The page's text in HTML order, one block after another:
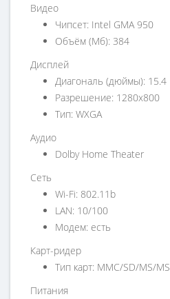
Видео
Чипсет: Intel GMA 950
Объём (Мб): 384
Дисплей
Диагональ (дюймы): 15.4
Разрешение: 1280x800
Тип: WXGA
Аудио
Dolby Home Theater
Сеть
Wi-Fi: 802.11b
LAN: 10/100
Модем: есть
Карт-ридер
Тип карт: MMC/SD/MS/MS
Питания